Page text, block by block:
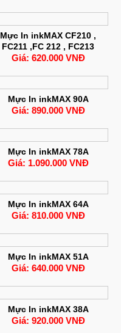
Mực In inkMAX CF210 ,
FC211 ,FC 212 , FC213
Giá: 620.000 VNĐ
Mực In inkMAX 90A
Giá: 890.000 VNĐ
Mực In inkMAX 78A
Giá: 1.090.000 VNĐ
Mực In inkMAX 64A
Giá: 810.000 VNĐ
Mực In inkMAX 51A
Giá: 640.000 VNĐ
Mực In inkMAX 38A
Giá: 920.000 VNĐ